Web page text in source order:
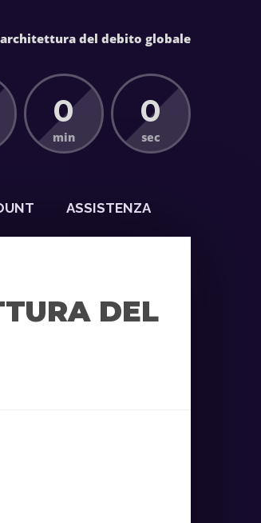
del debito globale
0
min
0
sec
ASSISTENZA
DEL